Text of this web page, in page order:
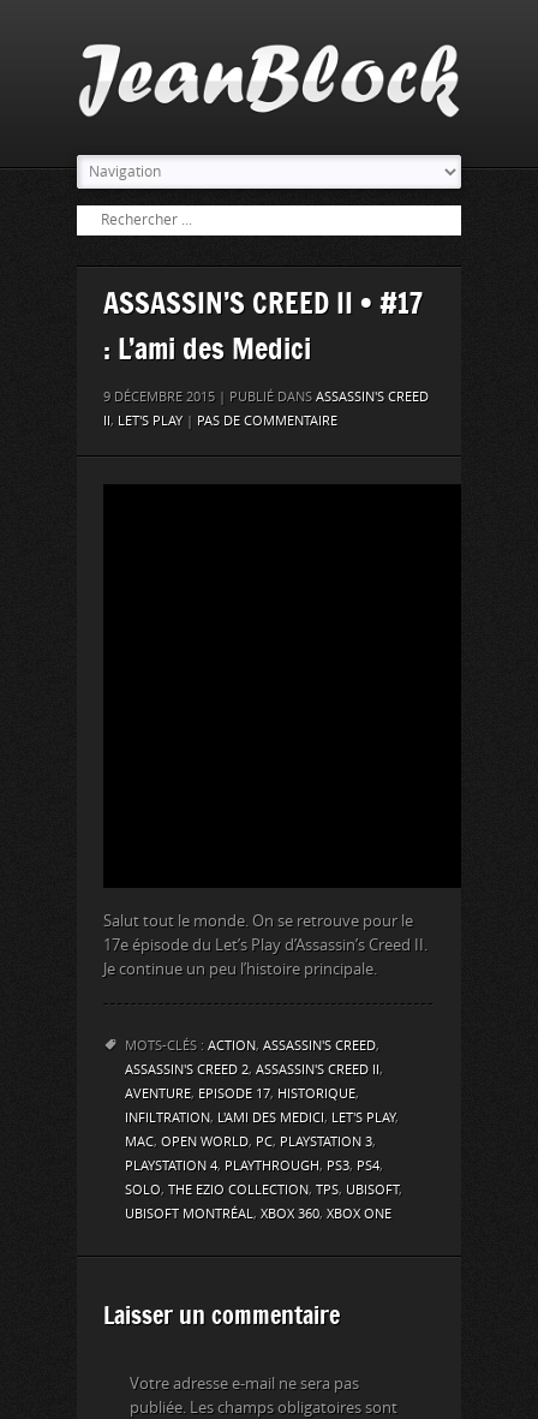
ASSASSIN’S CREED II • #17
: L’ami des Medici
9 DÉCEMBRE 2015 | PUBLIÉ DANS ASSASSIN'S CREED
II, LET'S PLAY| PAS DE COMMENTAIRE
Salut tout le monde. On se retrouve pour le
17e épisode du Let’s Play d’Assassin’s Creed II.
Je continue un peu l’histoire principale.
MOTS-CLÉS : ACTION, ASSASSIN'S CREED,
ASSASSIN'S CREED 2, ASSASSIN'S CREED II,
AVENTURE, EPISODE 17, HISTORIQUE,
INFILTRATION, L'AMI DES MEDICI, LET'S PLAY,
MAC, OPEN WORLD, PC, PLAYSTATION 3,
PLAYSTATION 4, PLAYTHROUGH, PS3, PS4,
SOLO, THE EZIO COLLECTION, TPS, UBISOFT,
UBISOFT MONTRÉAL, XBOX 360, XBOX ONE
Laisser un commentaire
Votre adresse e-mail ne sera pas
publiée.
Les champs obligatoires sont